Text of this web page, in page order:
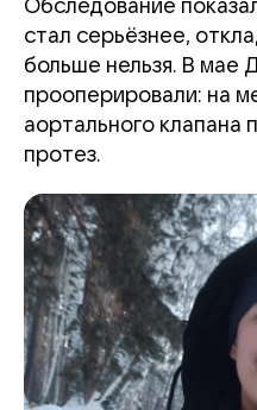
Обследование
стал серьёзнее,
больше нельзя. В мае
прооперировали: на
аортального клапана
протез.